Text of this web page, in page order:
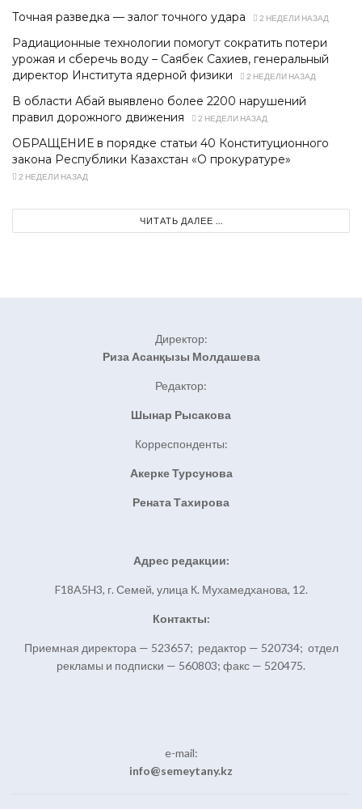
Точная разведка — залог точного удара 2 НЕДЕЛИ НАЗАД
Радиационные технологии помогут сократить потери
урожая и сберечь воду – Саябек Сахиев, генеральный
директор Института ядерной физики
2 НЕДЕЛИ НАЗАД
В области Абай выявлено более 2200 нарушений
правил дорожного движения
2 НЕДЕЛИ НАЗАД
ОБРАЩЕНИЕ в порядке статьи 40 Конституционного
закона Республики Казахстан «О прокуратуре»
2 НЕДЕЛИ НАЗАД
ЧИТАТЬ ДАЛЕЕ ...
Директор:
Риза Асанқызы Молдашева
Редактор:
Шынар Рысакова
Корреспонденты:
Акерке Турсунова
Рената Тахирова
Адрес редакции:
F18A5H3, г. Семей, улица К. Мухамедханова, 12.
Контакты:
Приемная директора — 523657; редактор — 520734; отдел
рекламы и подписки — 560803; факс — 520475.
e-mail:
info@semeytany.kz